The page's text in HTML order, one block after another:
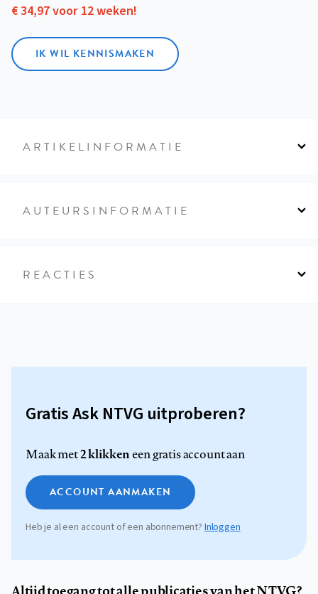
€ 34,97 voor 12 weken!
IK WIL KENNISMAKEN
ARTIKELINFORMATIE
AUTEURSINFORMATIE
REACTIES
Gratis Ask NTVG uitproberen?
Maak met2 klikkeneen gratis account aan
ACCOUNT AANMAKEN
Heb je al een account of een abonnement? Inloggen
Altijd toegang tot alle publicaties van het NTVG?